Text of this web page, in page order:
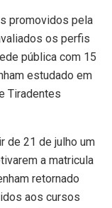
promovidos pela
os perfis
pública com 15
estudado em
Tiradentes
de 21 de julho um
a matricula
retornado
aos cursos